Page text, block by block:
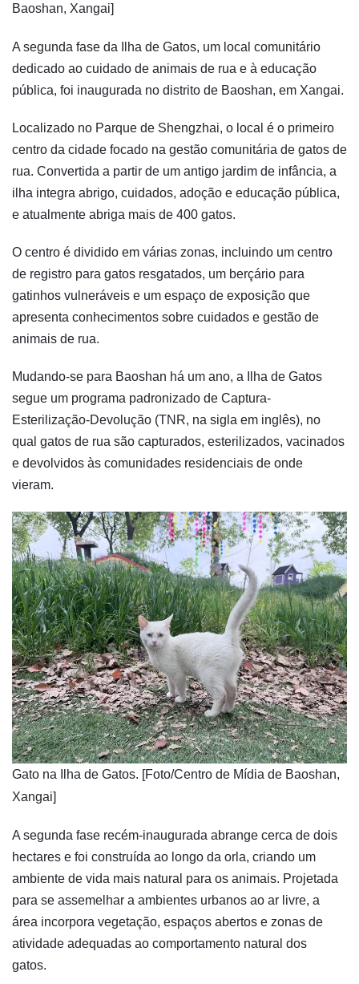
Baoshan, Xangai]
A segunda fase da Ilha de Gatos, um local comunitário
dedicado ao cuidado de animais de rua e à educação
pública, foi inaugurada no distrito de Baoshan, em Xangai.
Localizado no Parque de Shengzhai, o local é o primeiro
centro da cidade focado na gestão comunitária de gatos de
rua. Convertida a partir de um antigo jardim de infância, a
ilha integra abrigo, cuidados, adoção e educação pública,
e atualmente abriga mais de 400 gatos.
O centro é dividido em várias zonas, incluindo um centro
de registro para gatos resgatados, um berçário para
gatinhos vulneráveis e um espaço de exposição que
apresenta conhecimentos sobre cuidados e gestão de
animais de rua.
Mudando-se para Baoshan há um ano, a Ilha de Gatos
segue um programa padronizado de Captura-
Esterilização-Devolução (TNR, na sigla em inglês), no
qual gatos de rua são capturados, esterilizados, vacinados
e devolvidos às comunidades residenciais de onde
vieram.
​Gato na Ilha de Gatos. [Foto/Centro de Mídia de Baoshan,
Xangai]
A segunda fase recém-inaugurada abrange cerca de dois
hectares e foi construída ao longo da orla, criando um
ambiente de vida mais natural para os animais. Projetada
para se assemelhar a ambientes urbanos ao ar livre, a
área incorpora vegetação, espaços abertos e zonas de
atividade adequadas ao comportamento natural dos
gatos.